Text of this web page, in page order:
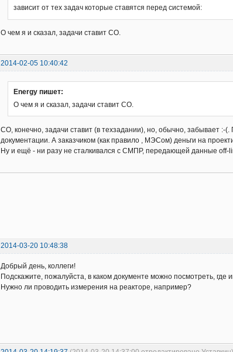
зависит от тех задач которые ставятся перед системой:
О чем я и сказал, задачи ставит СО.
2014-02-05 10:40:42
Energy пишет:
О чем я и сказал, задачи ставит СО.
СО, конечно, задачи ставит (в техзадании), но, обычно, забывает
документации. А заказчиком (как правило , МЭСом) деньги на
Ну и ещё - ни разу не сталкивался с СМПР, передающей данные off-
2014-03-20 10:48:38
Добрый день, коллеги!
Подскажите, пожалуйста, в каком документе можно посмотреть,
Нужно ли проводить измерения на реакторе, например?